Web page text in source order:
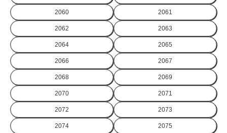
2060 2061
2062 2063
2064 2065
2066 2067
2068 2069
2070 2071
2072 2073
2074 2075